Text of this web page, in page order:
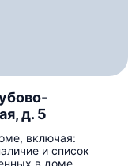
д. 5
включая:
и список
в доме,